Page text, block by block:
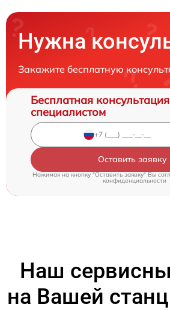
Нужна
Закажите бесплатную
Бесплатная
специалистом
Оставить заявку
Нажимая на кнопку "Оставить заявку" Вы
конфиденциальности
Наш
на Вашей